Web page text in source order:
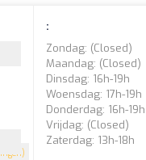
:
Zondag: (closed)
Maandag: (closed)
Dinsdag: 16h-19h
Woensdag: 17h-19h
Donderdag: 16h-19h
Vrijdag: (closed)
Zaterdag: 13h-18h